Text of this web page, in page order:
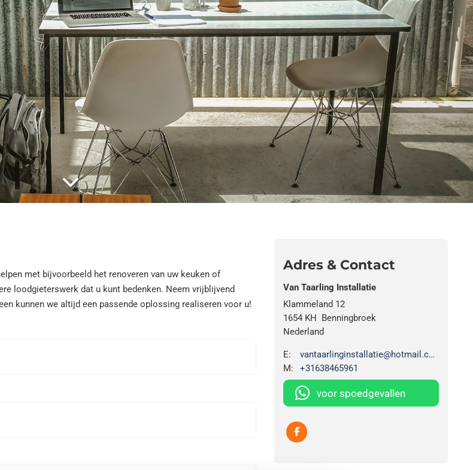
met bijvoorbeeld het renoveren van uw keuken of
loodgieterswerk dat u kunt bedenken. Neem vrijblijvend
kunnen we altijd een passende oplossing realiseren voor u!
Adres & Contact
Van Taarling Installatie
Klammeland 12
1654 KH Benningbroek
Nederland
E:
vantaarlinginstallatie@hotmail.com
M:
+31638465961
voor spoedgevallen